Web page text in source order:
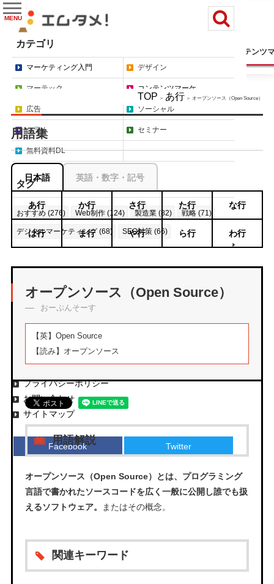
コンテンツ
MENU
カテゴリ
マーケティング入門 デザイン
マーテック コンテンツマーケ
広告 ソーシャル
コラム セミナー
無料資料DL
タグ
おすすめ (276) Web制作 (124) 製造業 (82) 戦略 (71)
デジタルマーケティング (68)
SEO対策 (66)
もっと見る
エムタメについて
プライバシーポリシー
お問い合わせ
サイトマップ
Facebook Twitter
TOP ＞ あ行 ＞ オープンソース（Open Source）
用語集
日本語 英語・数字・記号
あ行 か行 さ行 た行 な行
は行 ま行 や行 ら行 わ行
オープンソース（Open Source）
おーぷんそーす
【英】 Open Source
【読み】 オープンソース
用語解説
オープンソース（Open Source）とは、プログラミング
言語で書かれたソースコードを広く一般に公開し誰でも扱
えるソフトウェア。
またはその概念。
関連キーワード